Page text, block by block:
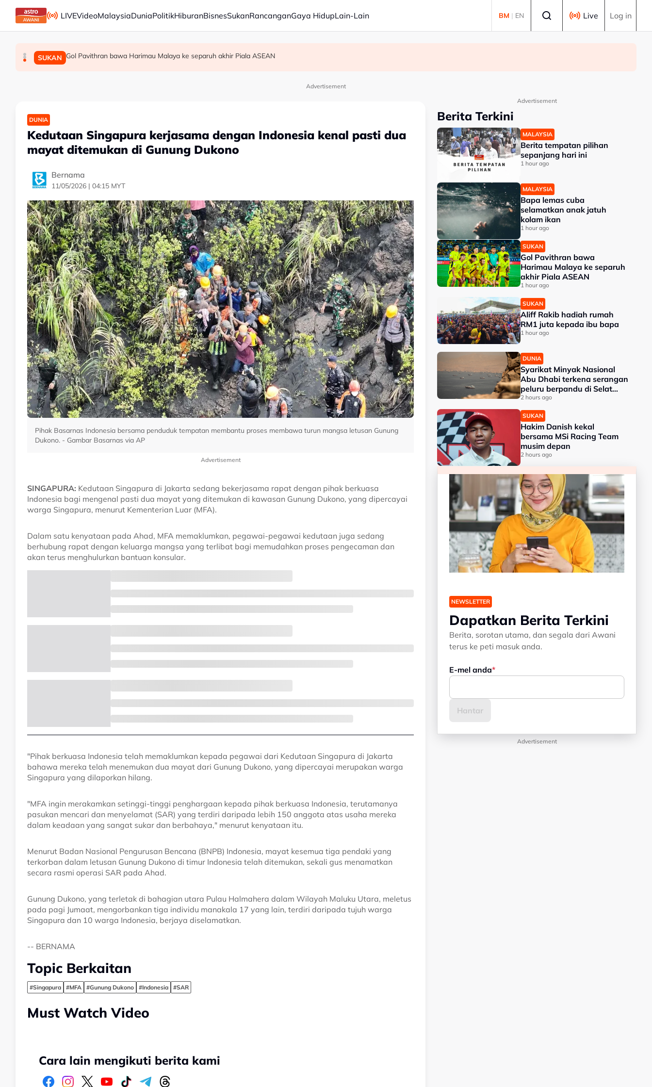
Skip to main content
LIVEVideoMalaysiaDuniaPolitikHiburanBisnesSukanRancanganGaya HidupLain-Lain BM | EN Live Log in
MALAYSIA Berita tempatan pilihan sepanjang hari ini
MALAYSIA Bapa lemas cuba selamatkan anak jatuh kolam ikan
SUKAN Gol Pavithran bawa Harimau Malaya ke separuh akhir Piala ASEAN
Advertisement
DUNIA
Kedutaan Singapura kerjasama dengan Indonesia kenal pasti dua
mayat ditemukan di Gunung Dukono
Bernama
11/05/2026 | 04:15 MYT
Pihak Basarnas Indonesia bersama penduduk tempatan membantu proses membawa turun mangsa letusan Gunung
Dukono. - Gambar Basarnas via AP
Advertisement
SINGAPURA: Kedutaan Singapura di Jakarta sedang bekerjasama rapat dengan pihak berkuasa
Indonesia bagi mengenal pasti dua mayat yang ditemukan di kawasan Gunung Dukono, yang dipercayai
warga Singapura, menurut Kementerian Luar (MFA).
Dalam satu kenyataan pada Ahad, MFA memaklumkan, pegawai-pegawai kedutaan juga sedang
berhubung rapat dengan keluarga mangsa yang terlibat bagi memudahkan proses pengecaman dan
akan terus menghulurkan bantuan konsular.
"Pihak berkuasa Indonesia telah memaklumkan kepada pegawai dari Kedutaan Singapura di Jakarta
bahawa mereka telah menemukan dua mayat dari Gunung Dukono, yang dipercayai merupakan warga
Singapura yang dilaporkan hilang.
"MFA ingin merakamkan setinggi-tinggi penghargaan kepada pihak berkuasa Indonesia, terutamanya
pasukan mencari dan menyelamat (SAR) yang terdiri daripada lebih 150 anggota atas usaha mereka
dalam keadaan yang sangat sukar dan berbahaya," menurut kenyataan itu.
Menurut Badan Nasional Pengurusan Bencana (BNPB) Indonesia, mayat kesemua tiga pendaki yang
terkorban dalam letusan Gunung Dukono di timur Indonesia telah ditemukan, sekali gus menamatkan
secara rasmi operasi SAR pada Ahad.
Gunung Dukono, yang terletak di bahagian utara Pulau Halmahera dalam Wilayah Maluku Utara, meletus
pada pagi Jumaat, mengorbankan tiga individu manakala 17 yang lain, terdiri daripada tujuh warga
Singapura dan 10 warga Indonesia, berjaya diselamatkan.
-- BERNAMA
Topic Berkaitan
#Singapura #MFA #Gunung Dukono #Indonesia #SAR
Must Watch Video
Cara lain mengikuti berita kami
Advertisement
Berita Terkini
MALAYSIA
Berita tempatan pilihan
sepanjang hari ini
1 hour ago
MALAYSIA
Bapa lemas cuba
selamatkan anak jatuh
kolam ikan
1 hour ago
SUKAN
Gol Pavithran bawa
Harimau Malaya ke separuh
akhir Piala ASEAN
1 hour ago
SUKAN
Aliff Rakib hadiah rumah
RM1 juta kepada ibu bapa
1 hour ago
DUNIA
Syarikat Minyak Nasional
Abu Dhabi terkena serangan
peluru berpandu di Selat
Hormuz
2 hours ago
SUKAN
Hakim Danish kekal
bersama MSi Racing Team
musim depan
2 hours ago
NEWSLETTER
Dapatkan Berita Terkini
Berita, sorotan utama, dan segala dari Awani
terus ke peti masuk anda.
E-mel anda
Advertisement